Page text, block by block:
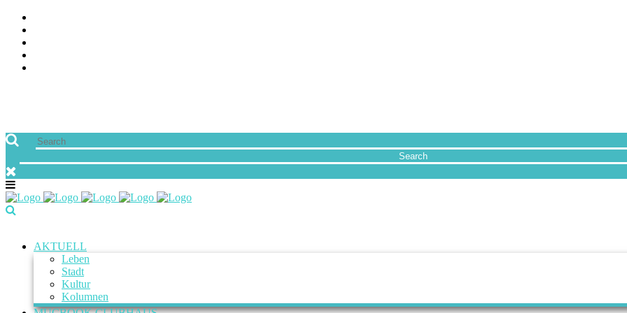
AKTUELL
Leben
Stadt
Kultur
Kolumnen